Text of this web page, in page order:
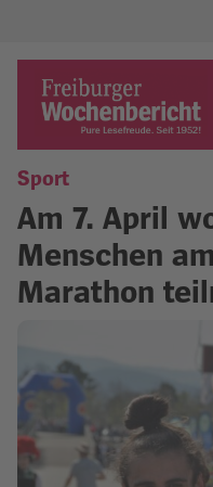
content
Freiburger
Sport
Am 7. April
Menschen
Marathon